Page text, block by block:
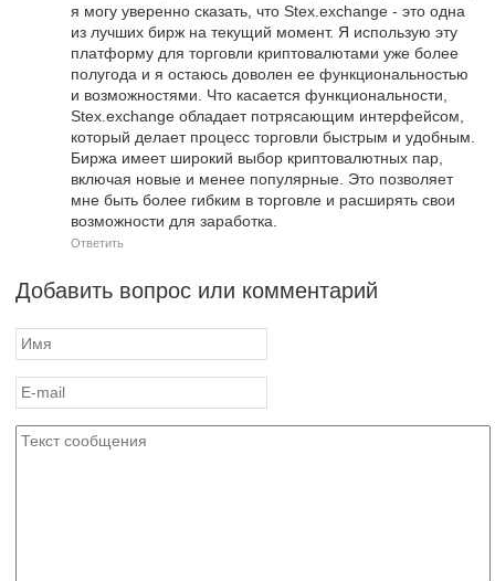
я могу уверенно сказать, что Stex.exchange - это одна
из лучших бирж на текущий момент. Я использую эту
платформу для торговли криптовалютами уже более
полугода и я остаюсь доволен ее функциональностью
и возможностями. Что касается функциональности,
Stex.exchange обладает потрясающим интерфейсом,
который делает процесс торговли быстрым и удобным.
Биржа имеет широкий выбор криптовалютных пар,
включая новые и менее популярные. Это позволяет
мне быть более гибким в торговле и расширять свои
возможности для заработка.
Ответить
Добавить вопрос или комментарий